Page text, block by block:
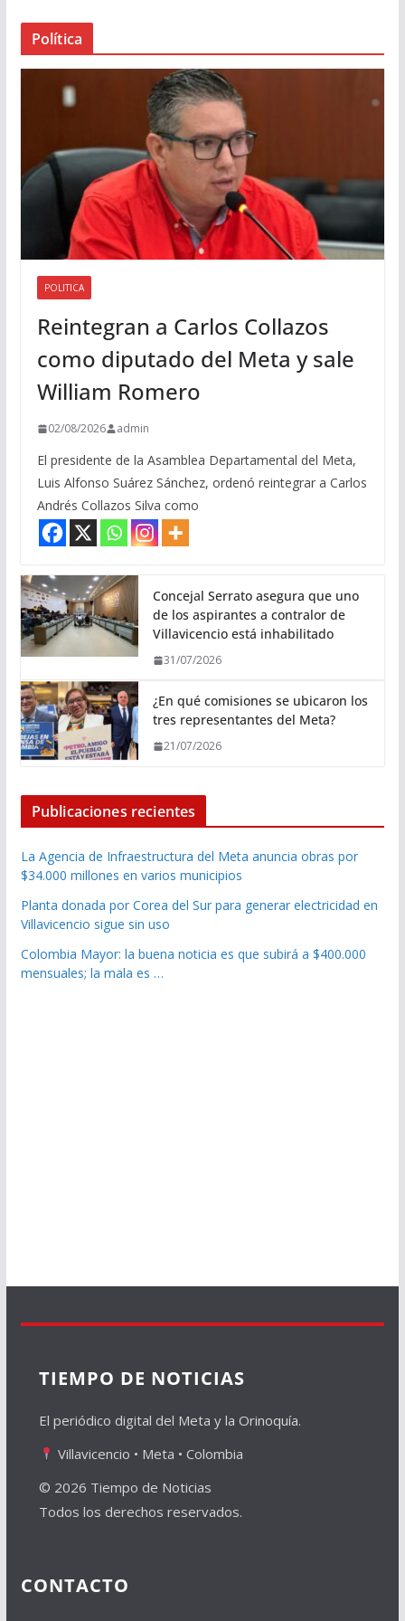
Política
POLITICA
Reintegran a Carlos Collazos
como diputado del Meta y sale
William Romero
02/08/2026 admin
El presidente de la Asamblea Departamental del Meta,
Luis Alfonso Suárez Sánchez, ordenó reintegrar a Carlos
Andrés Collazos Silva como
Concejal Serrato asegura que uno
de los aspirantes a contralor de
Villavicencio está inhabilitado
31/07/2026
¿En qué comisiones se ubicaron los
tres representantes del Meta?
21/07/2026
Publicaciones recientes
La Agencia de Infraestructura del Meta anuncia obras por
$34.000 millones en varios municipios
Planta donada por Corea del Sur para generar electricidad en
Villavicencio sigue sin uso
Colombia Mayor: la buena noticia es que subirá a $400.000
mensuales; la mala es …
TIEMPO DE NOTICIAS
El periódico digital del Meta y la Orinoquía.
Villavicencio • Meta • Colombia
© 2026 Tiempo de Noticias
Todos los derechos reservados.
CONTACTO